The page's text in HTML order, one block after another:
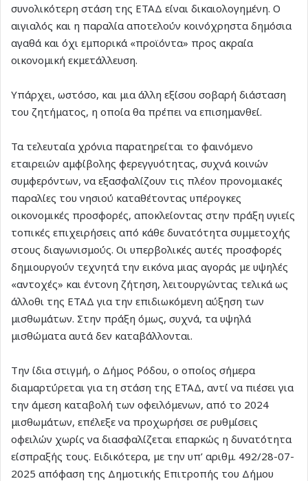
συνολικότερη στάση της ΕΤΑΔ είναι δικαιολογημένη. Ο
αιγιαλός και η παραλία αποτελούν κοινόχρηστα δημόσια
αγαθά και όχι εμπορικά «προϊόντα» προς ακραία
οικονομική εκμετάλλευση.
Υπάρχει, ωστόσο, και μια άλλη εξίσου σοβαρή διάσταση
του ζητήματος, η οποία θα πρέπει να επισημανθεί.
Τα τελευταία χρόνια παρατηρείται το φαινόμενο
εταιρειών αμφίβολης φερεγγυότητας, συχνά κοινών
συμφερόντων, να εξασφαλίζουν τις πλέον προνομιακές
παραλίες του νησιού καταθέτοντας υπέρογκες
οικονομικές προσφορές, αποκλείοντας στην πράξη υγιείς
τοπικές επιχειρήσεις από κάθε δυνατότητα συμμετοχής
στους διαγωνισμούς. Οι υπερβολικές αυτές προσφορές
δημιουργούν τεχνητά την εικόνα μιας αγοράς με υψηλές
«αντοχές» και έντονη ζήτηση, λειτουργώντας τελικά ως
άλλοθι της ΕΤΑΔ για την επιδιωκόμενη αύξηση των
μισθωμάτων. Στην πράξη όμως, συχνά, τα υψηλά
μισθώματα αυτά δεν καταβάλλονται.
Την ίδια στιγμή, ο Δήμος Ρόδου, ο οποίος σήμερα
διαμαρτύρεται για τη στάση της ΕΤΑΔ, αντί να πιέσει για
την άμεση καταβολή των οφειλόμενων, από το 2024
μισθωμάτων, επέλεξε να προχωρήσει σε ρυθμίσεις
οφειλών χωρίς να διασφαλίζεται επαρκώς η δυνατότητα
είσπραξής τους. Ειδικότερα, με την υπ’ αριθμ. 492/28-07-
2025 απόφαση της Δημοτικής Επιτροπής του Δήμου